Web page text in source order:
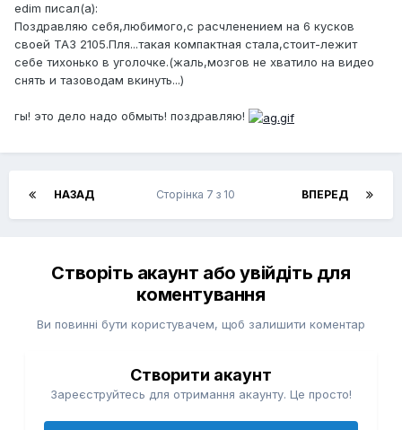
edim писал(а):
Поздравляю себя,любимого,с расчленением на 6 кусков
своей ТАЗ 2105.Пля...такая компактная стала,стоит-лежит
себе тихонько в уголочке.(жаль,мозгов не хватило на видео
снять и тазоводам вкинуть...)
гы! это дело надо обмыть! поздравляю!
НАЗАД ВПЕРЕД
Сторінка 7 з 10
Створіть акаунт або увійдіть для
коментування
Ви повинні бути користувачем, щоб залишити коментар
Створити акаунт
Зареєструйтесь для отримання акаунту. Це просто!